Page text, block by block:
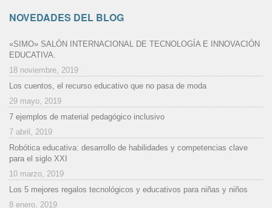
NOVEDADES DEL BLOG
«SIMO» SALÓN INTERNACIONAL DE TECNOLOGÍA E INNOVACIÓN
EDUCATIVA.
18 noviembre, 2019
Los cuentos, el recurso educativo que no pasa de moda
29 mayo, 2019
7 ejemplos de material pedagógico inclusivo
7 abril, 2019
Robótica educativa: desarrollo de habilidades y competencias clave
para el siglo XXI
10 marzo, 2019
Los 5 mejores regalos tecnológicos y educativos para niñas y niños
8 enero, 2019